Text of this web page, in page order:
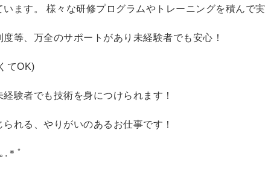
ます。 様々な研修プログラムやトレーニングを積んで実
等、万全のサポートがあり未経験者でも安心！
てOK)
験者でも技術を身につけられます！
れる、やりがいのあるお仕事です！
.＊ﾟ